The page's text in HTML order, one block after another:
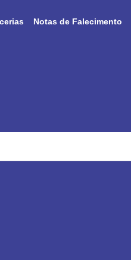
Notas de Falecimento